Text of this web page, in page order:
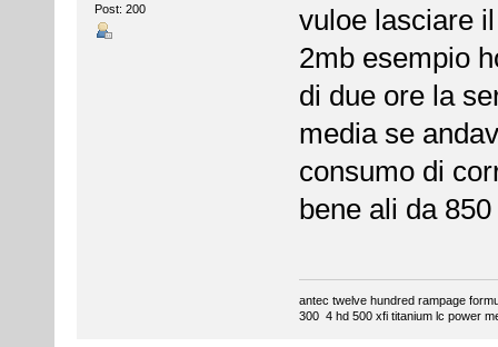
Post: 200
vuloe lasciare
2mb esempio
di due ore la
media se
consumo di
bene ali da
antec twelve hundred rampage
300 4 hd 500 xfi titanium lc power